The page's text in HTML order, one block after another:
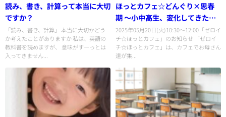
読み、書き、計算って本当に大切
ですか？
「読み、書き、計算」 本当に大切かどう
か考えたことがありますか 私は、英語の
教科書を読めますが、 意味がすーっとは
入ってきません...
ほっとカフェ☆どんぐり×思春
期 〜小中高生、変化してきた親
子の関わり方〜
2025年05月20日(火)10:30〜12:00「ゼロイ
チ☆ほっとカフェ」のお知らせ 「ゼロイ
チ☆ほっとカフェ」は、カフェでお母さん
達が集...